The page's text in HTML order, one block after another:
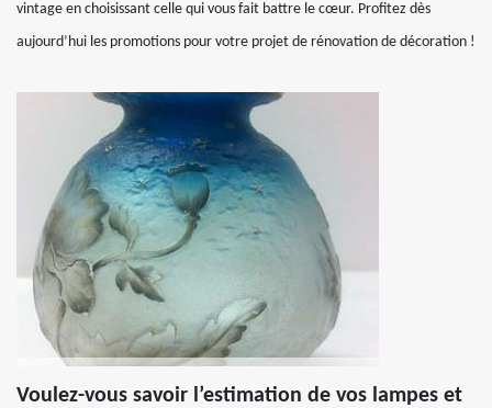
vintage en choisissant celle qui vous fait battre le cœur. Profitez dès
aujourd’hui les promotions pour votre projet de rénovation de décoration !
Voulez-vous savoir l’estimation de vos lampes et